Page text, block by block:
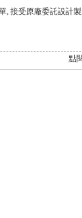
, 接受原廠委託設計
點